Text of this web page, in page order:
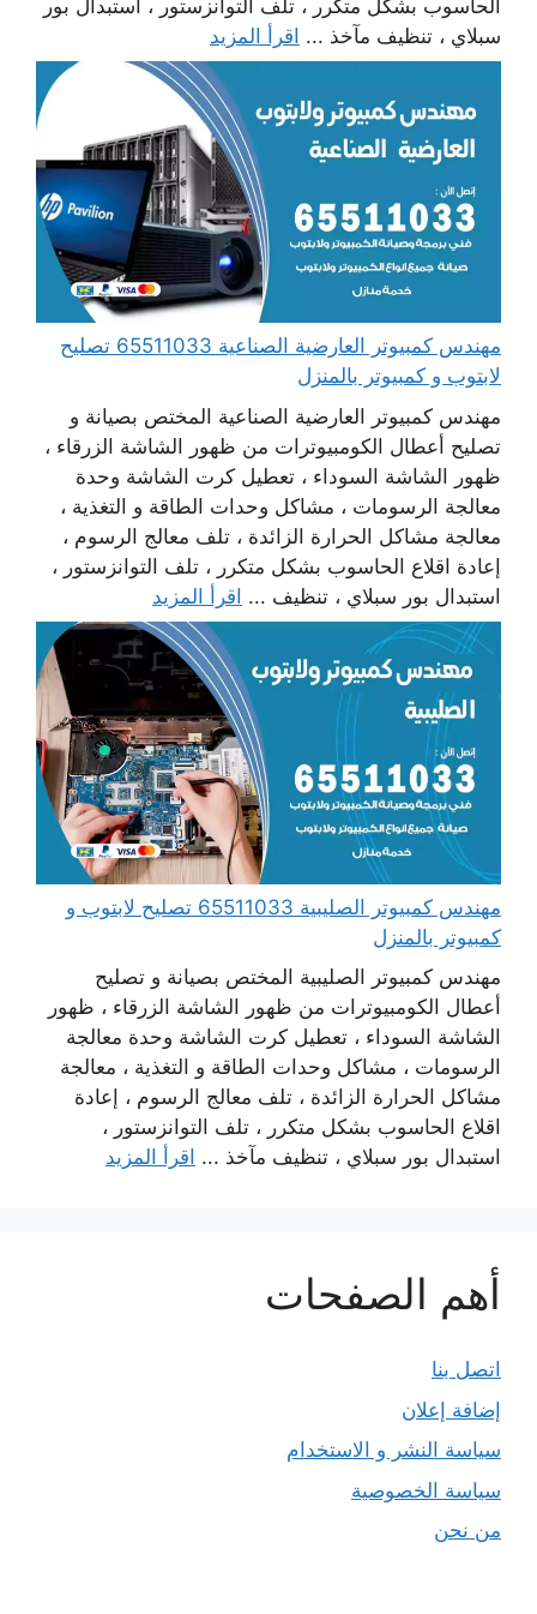
الحاسوب بشكل متكرر ، تلف التوانزستور ، استبدال بور
سبلاي ، تنظيف مآخذ ... اقرأ المزيد
مهندس كمبيوتر العارضية الصناعية 65511033 تصليح
لابتوب و كمبيوتر بالمنزل
مهندس كمبيوتر العارضية الصناعية المختص بصيانة و
تصليح أعطال الكومبيوترات من ظهور الشاشة الزرقاء ،
ظهور الشاشة السوداء ، تعطيل كرت الشاشة وحدة
معالجة الرسومات ، مشاكل وحدات الطاقة و التغذية ،
معالجة مشاكل الحرارة الزائدة ، تلف معالج الرسوم ،
إعادة اقلاع الحاسوب بشكل متكرر ، تلف التوانزستور ،
استبدال بور سبلاي ، تنظيف ... اقرأ المزيد
مهندس كمبيوتر الصليبية 65511033 تصليح لابتوب و
كمبيوتر بالمنزل
مهندس كمبيوتر الصليبية المختص بصيانة و تصليح
أعطال الكومبيوترات من ظهور الشاشة الزرقاء ، ظهور
الشاشة السوداء ، تعطيل كرت الشاشة وحدة معالجة
الرسومات ، مشاكل وحدات الطاقة و التغذية ، معالجة
مشاكل الحرارة الزائدة ، تلف معالج الرسوم ، إعادة
اقلاع الحاسوب بشكل متكرر ، تلف التوانزستور ،
استبدال بور سبلاي ، تنظيف مآخذ ... اقرأ المزيد
أهم الصفحات
اتصل بنا
إضافة إعلان
سياسة النشر و الاستخدام
سياسة الخصوصية
من نحن